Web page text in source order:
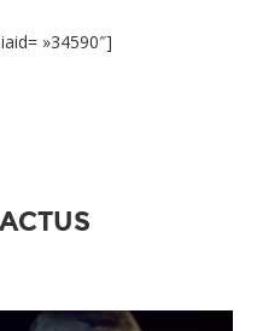
»34590″]